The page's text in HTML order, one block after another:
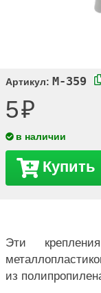
Артикул: M-359
5
в наличии
Купить
Эти
из